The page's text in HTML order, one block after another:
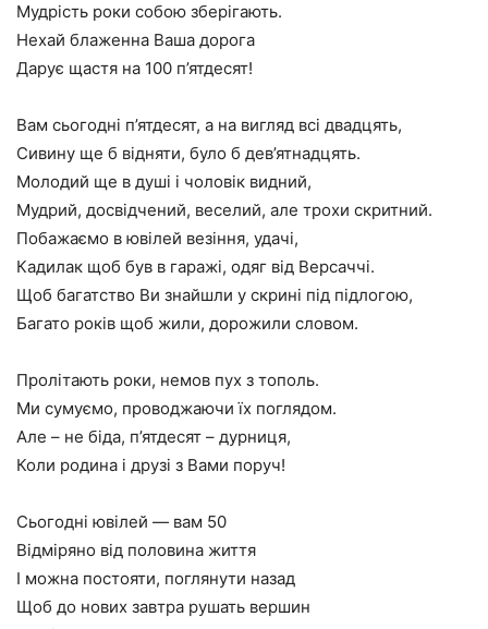
Мудрість роки собою зберігають.
Нехай блаженна Ваша дорога
Дарує щастя на 100 п’ятдесят!
Вам сьогодні п’ятдесят, а на вигляд всі двадцять,
Сивину ще б відняти, було б дев’ятнадцять.
Молодий ще в душі і чоловік видний,
Мудрий, досвідчений, веселий, але трохи скритний.
Побажаємо в ювілей везіння, удачі,
Кадилак щоб був в гаражі, одяг від Версаччі.
Щоб багатство Ви знайшли у скрині під підлогою,
Багато років щоб жили, дорожили словом.
Пролітають роки, немов пух з тополь.
Ми сумуємо, проводжаючи їх поглядом.
Але – не біда, п’ятдесят – дурниця,
Коли родина і друзі з Вами поруч!
Сьогодні ювілей — вам 50
Відміряно від половина життя
І можна постояти, поглянути назад
Щоб до нових завтра рушать вершин